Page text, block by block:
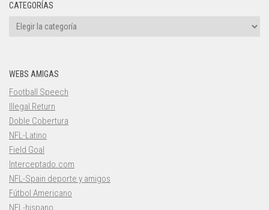
CATEGORÍAS
Categorías
WEBS AMIGAS
Football Speech
Illegal Return
Doble Cobertura
NFL-Latino
Field Goal
Interceptado.com
NFL-Spain deporte y amigos
Fútbol Americano
NFL-hispano